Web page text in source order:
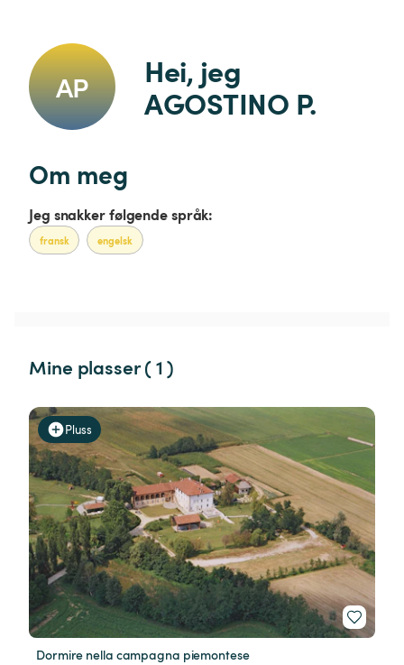
AP
Hei, jeg
AGOSTINO P.
Om meg
Jeg snakker følgende språk:
fransk engelsk
Mine plasser ( 1 )
Pluss
Dormire nella campagna piemontese